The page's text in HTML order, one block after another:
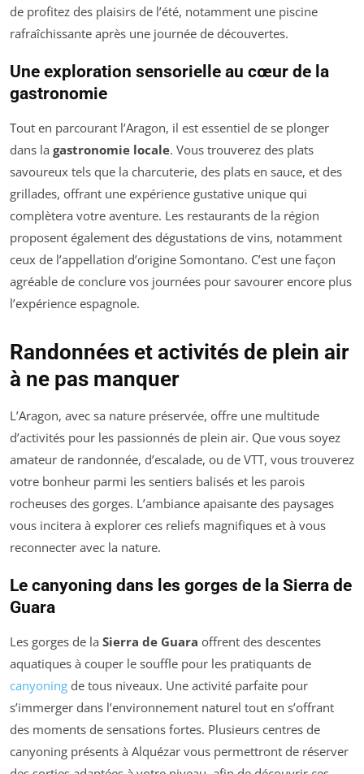
de profitez des plaisirs de l’été, notamment une piscine
rafraîchissante après une journée de découvertes.
Une exploration sensorielle au cœur de la
gastronomie
Tout en parcourant l’Aragon, il est essentiel de se plonger
dans la gastronomie locale. Vous trouverez des plats
savoureux tels que la charcuterie, des plats en sauce, et des
grillades, offrant une expérience gustative unique qui
complètera votre aventure. Les restaurants de la région
proposent également des dégustations de vins, notamment
ceux de l’appellation d’origine Somontano. C’est une façon
agréable de conclure vos journées pour savourer encore plus
l’expérience espagnole.
Randonnées et activités de plein air
à ne pas manquer
L’Aragon, avec sa nature préservée, offre une multitude
d’activités pour les passionnés de plein air. Que vous soyez
amateur de randonnée, d’escalade, ou de VTT, vous trouverez
votre bonheur parmi les sentiers balisés et les parois
rocheuses des gorges. L’ambiance apaisante des paysages
vous incitera à explorer ces reliefs magnifiques et à vous
reconnecter avec la nature.
Le canyoning dans les gorges de la Sierra de
Guara
Les gorges de la Sierra de Guara offrent des descentes
aquatiques à couper le souffle pour les pratiquants de
canyoning de tous niveaux. Une activité parfaite pour
s’immerger dans l’environnement naturel tout en s’offrant
des moments de sensations fortes. Plusieurs centres de
canyoning présents à Alquézar vous permettront de réserver